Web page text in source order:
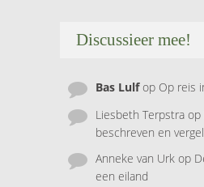
Discussieer mee!
Bas Lulfop Op reis
Liesbeth Terpstra op
beschreven en
Anneke van Urk op
een eiland